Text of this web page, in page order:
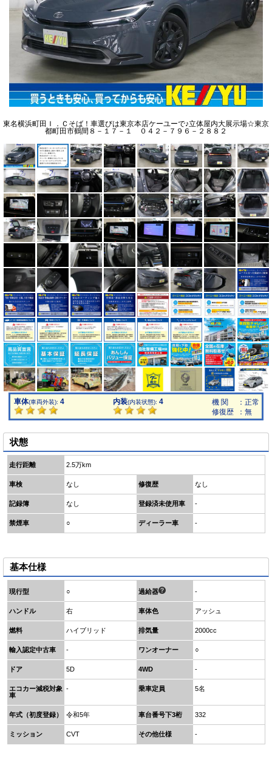
東名横浜町田Ｉ．Ｃそば！車選びは東京本店ケーユーで♪立体屋内大展示場☆東京
都町田市鶴間８－１７－１ ０４２－７９６－２８８２
車体(車両外装): 4 内装(内装状態): 4
機 関
修復歴
：正常
：無
状態
走行距離 2.5万km
車検 なし 修復歴 なし
記録簿 なし 登録済未使用車 -
禁煙車 ○ ディーラー車 -
基本仕様
現行型 ○ 過給器 -
ハンドル 右 車体色 アッシュ
燃料 ハイブリッド 排気量 2000cc
輸入認定中古車 - ワンオーナー ○
ドア 5D 4WD -
エコカー減税対象
車
- 乗車定員 5名
年式（初度登録） 令和5年 車台番号下3桁 332
ミッション CVT その他仕様 -